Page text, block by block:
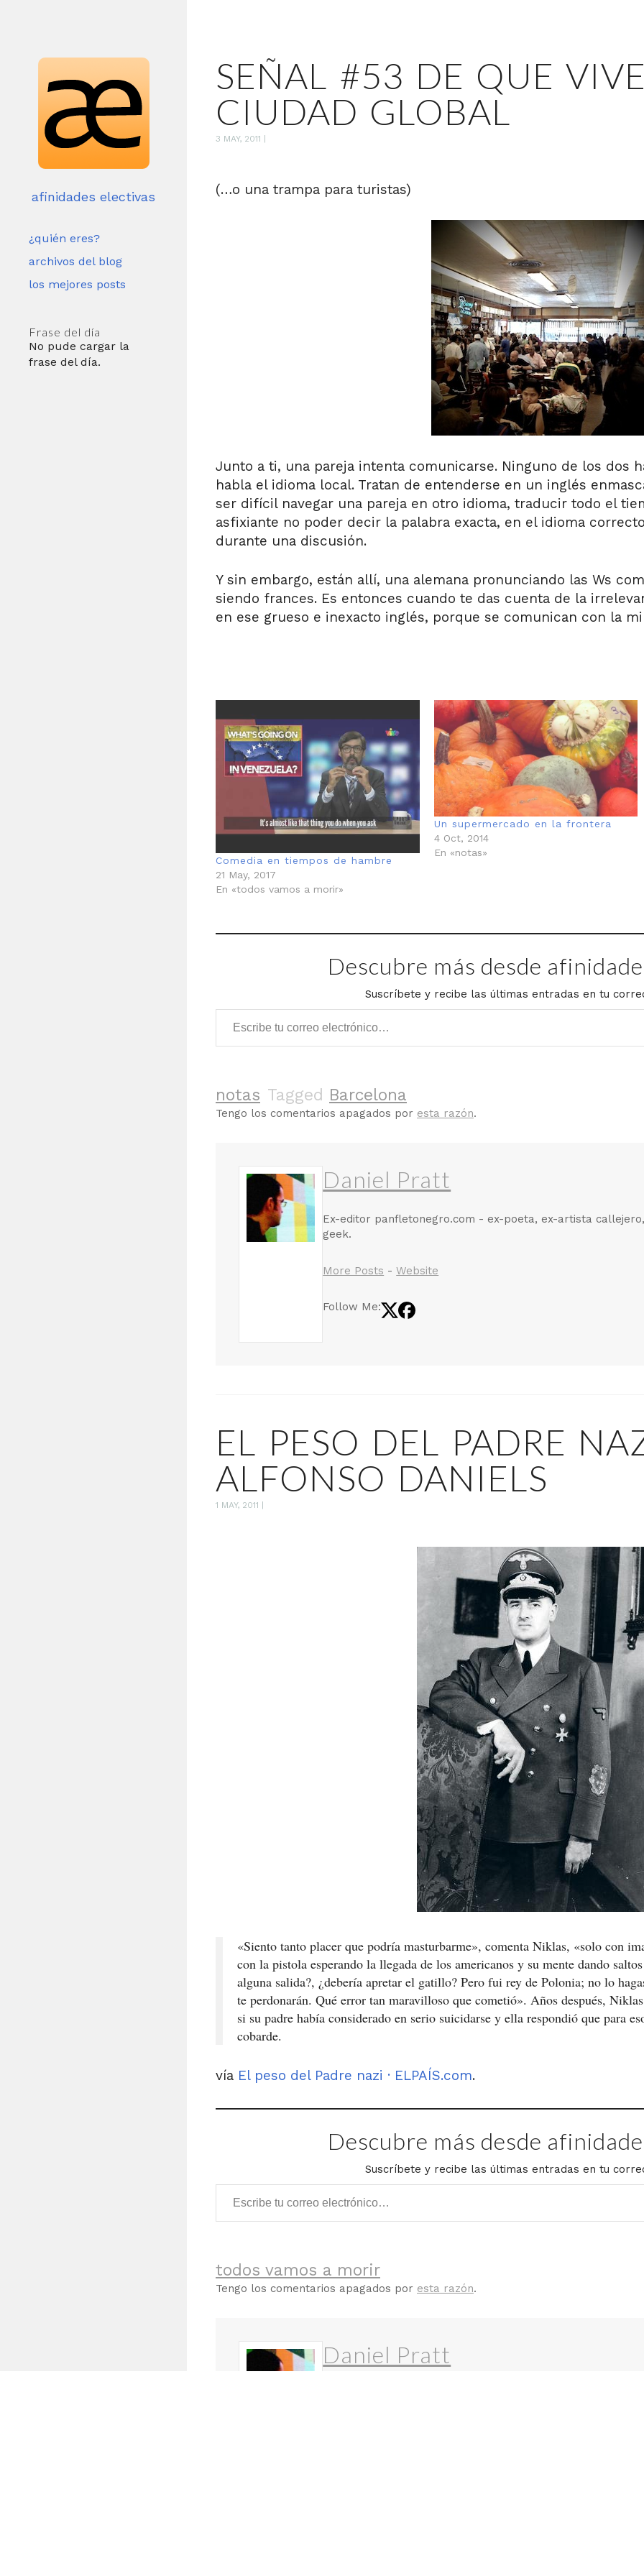
afinidades electivas
¿quién eres?
archivos del blog
los mejores posts
Frase del día
No pude cargar la
frase del día.
SEÑAL #53 DE QUE
CIUDAD GLOBAL
3 MAY, 2011
(…o una trampa para turistas)
Junto a ti, una pareja intenta comunicarse. Ninguno de los dos
habla el idioma local. Tratan de entenderse en un inglés
ser difícil navegar una pareja en otro idioma, traducir todo el
asfixiante no poder decir la palabra exacta, en el idioma
durante una discusión.
Y sin embargo, están allí, una alemana pronunciando las Ws
siendo frances. Es entonces cuando te das cuenta de la
en ese grueso e inexacto inglés, porque se comunican con la
Comedia en tiempos de hambre
21 May, 2017
En «todos vamos a morir»
Un supermercado en la frontera
4 Oct, 2014
En «notas»
Descubre más desde
Suscríbete y recibe las últimas entradas en tu
Escribe tu correo electrónico…
notas Tagged Barcelona
Tengo los comentarios apagados por esta razón.
Daniel Pratt
Ex-editor panfletonegro.com - ex-poeta, ex-artista
geek.
More Posts -Website
Follow Me:
EL PESO DEL PADRE
ALFONSO DANIELS
1 MAY, 2011 |
«Siento tanto placer que podría masturbarme», comenta Niklas, «solo con
con la pistola esperando la llegada de los americanos y su mente dando
alguna salida?, ¿debería apretar el gatillo? Pero fui rey de Polonia; no lo
te perdonarán. Qué error tan maravilloso que cometió». Años después,
si su padre había considerado en serio suicidarse y ella respondió que para
cobarde.
vía El peso del Padre nazi · ELPAÍS.com.
Descubre más desde
Suscríbete y recibe las últimas entradas en tu
Escribe tu correo electrónico…
todos vamos a morir
Tengo los comentarios apagados por esta razón.
Daniel Pratt